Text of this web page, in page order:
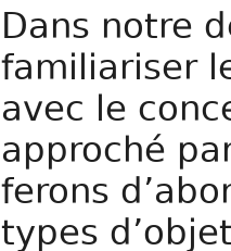
Dans notre
familiariser
avec le
approché
ferons
types